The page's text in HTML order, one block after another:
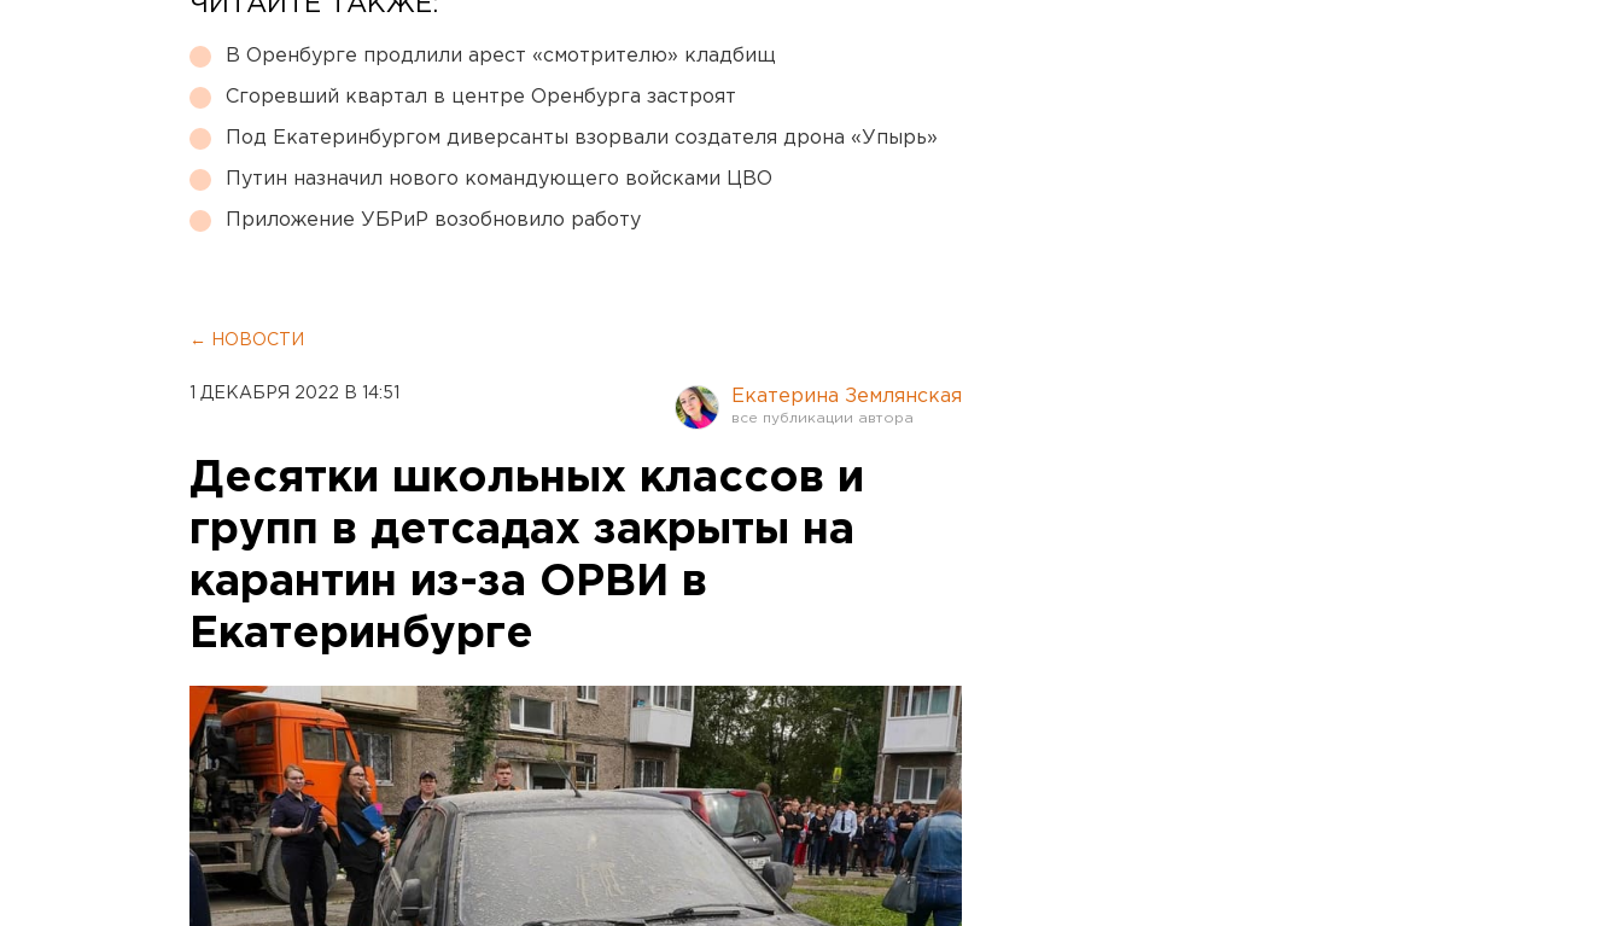
ЧИТАЙТЕ ТАКЖЕ:
В Оренбурге продлили арест «смотрителю» кладбищ
Сгоревший квартал в центре Оренбурга застроят
Под Екатеринбургом диверсанты взорвали создателя дрона «Упырь»
Путин назначил нового командующего войсками ЦВО
Приложение УБРиР возобновило работу
← НОВОСТИ
1 ДЕКАБРЯ 2022 В 14:51 Екатерина Землянская
Десятки школьных классов и
групп в детсадах закрыты на
карантин из-за ОРВИ в
Екатеринбурге